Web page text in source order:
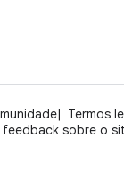
Termos
feedback sobre o